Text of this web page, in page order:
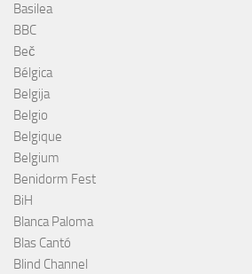
Basilea
BBC
Beč
Bélgica
Belgija
Belgio
Belgique
Belgium
Benidorm Fest
BiH
Blanca Paloma
Blas Cantó
Blind Channel